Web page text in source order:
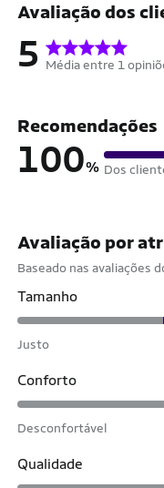
Avaliação dos
5 Média entre 1
Recomendações
100% Dos
Avaliação por
Baseado nas avaliações
Tamanho
Justo
Conforto
Desconfortável
Qualidade